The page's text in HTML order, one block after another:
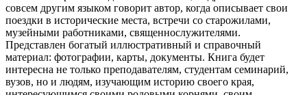
совсем другим языком говорит автор, когда описывает свои
поездки в исторические места, встречи со старожилами,
музейными работниками, священнослужителями.
Представлен богатый иллюстративный и справочный
материал: фотографии, карты, документы. Книга будет
интересна не только преподавателям, студентам семинарий,
вузов, но и людям, изучающим историю своего края,